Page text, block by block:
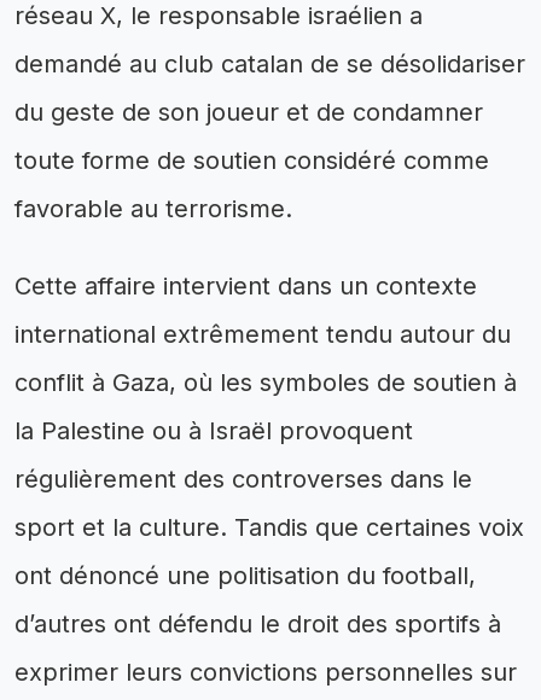
réseau X, le responsable israélien a
demandé au club catalan de se désolidariser
du geste de son joueur et de condamner
toute forme de soutien considéré comme
favorable au terrorisme.
Cette affaire intervient dans un contexte
international extrêmement tendu autour du
conflit à Gaza, où les symboles de soutien à
la Palestine ou à Israël provoquent
régulièrement des controverses dans le
sport et la culture. Tandis que certaines voix
ont dénoncé une politisation du football,
d’autres ont défendu le droit des sportifs à
exprimer leurs convictions personnelles sur